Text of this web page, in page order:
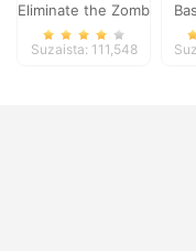
Eliminate the Zombies
Suzaista: 111,548